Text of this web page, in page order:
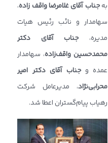
بهجناب آقای غلامرضا واقف زاده،
سهامدار و نائب رئیس هیات
مدیره،جناب آقای دکتر
محمدحسین واقف‌زاده، سهامدار
عمده وجناب آقای دکتر امیر
محرابی‌نژاد، مدیرعامل شرکت
رهیاب پیام‌گستران اعطا شد.